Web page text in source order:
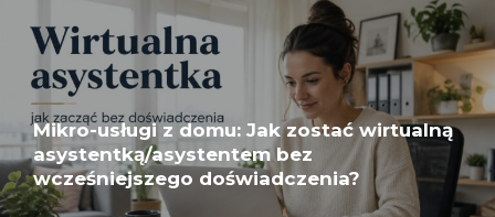
Mikro-usługi z domu: Jak zostać wirtualną
asystentką/asystentem bez
wcześniejszego doświadczenia?